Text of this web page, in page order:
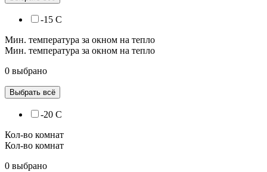
-15 С
Мин. температура за окном на тепло
Мин. температура за окном на тепло
0 выбрано
Выбрать всё
-20 С
Кол-во комнат
Кол-во комнат
0 выбрано